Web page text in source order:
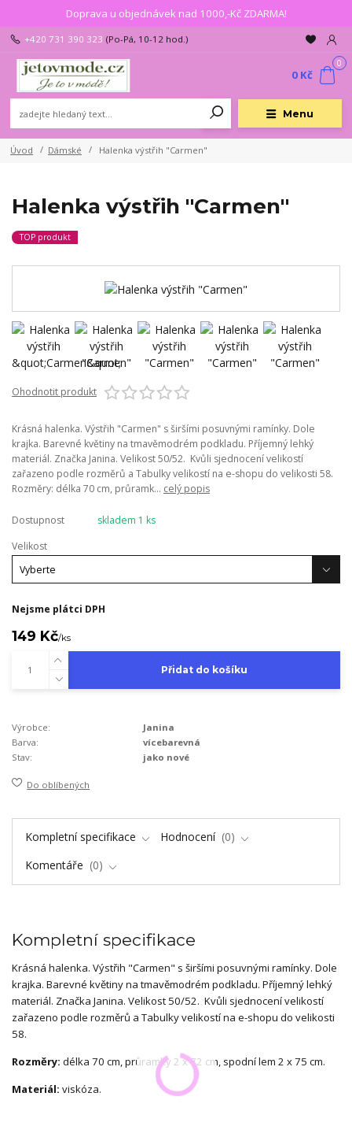
Doprava u objednávek nad 1000,-Kč ZDARMA!
Menu
+420 731 390 323 (Po-Pá, 10-12 hod.)
0
0 Kč
Úvod Dámské Halenka výstřih "Carmen"
Halenka výstřih "Carmen"
TOP produkt
Ohodnotit produkt
Krásná halenka. Výstřih "Carmen" s širšími posuvnými ramínky. Dole
krajka. Barevné květiny na tmavěmodrém podkladu. Příjemný lehký
materiál. Značka Janina. Velikost 50/52. Kvůli sjednocení velikostí
zařazeno podle rozměrů a Tabulky velikostí na e-shopu do velikosti 58.
Rozměry: délka 70 cm, průramk... celý popis
Dostupnost
skladem 1 ks
Velikost
Nejsme plátci DPH
149 Kč/ks
Přidat do košíku
Výrobce:
Janina
Barva:
vícebarevná
Stav:
jako nové
Do oblíbených
Kompletní specifikace Hodnocení
0
Komentáře
0
Kompletní specifikace
Krásná halenka. Výstřih "Carmen" s širšími posuvnými ramínky. Dole
krajka. Barevné květiny na tmavěmodrém podkladu. Příjemný lehký
materiál. Značka Janina. Velikost 50/52. Kvůli sjednocení velikostí
zařazeno podle rozměrů a Tabulky velikostí na e-shopu do velikosti
58.
Rozměry: délka 70 cm, průramky 2 x 72 cm, spodní lem 2 x 75 cm.
Materiál: viskóza.